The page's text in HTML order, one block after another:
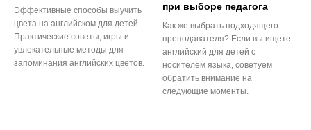
Эффективные способы выучить
цвета на английском для детей.
Практические советы, игры и
увлекательные методы для
запоминания английских цветов.
при выборе педагога
Как же выбрать подходящего
преподавателя? Если вы ищете
английский для детей с
носителем языка, советуем
обратить внимание на
следующие моменты.